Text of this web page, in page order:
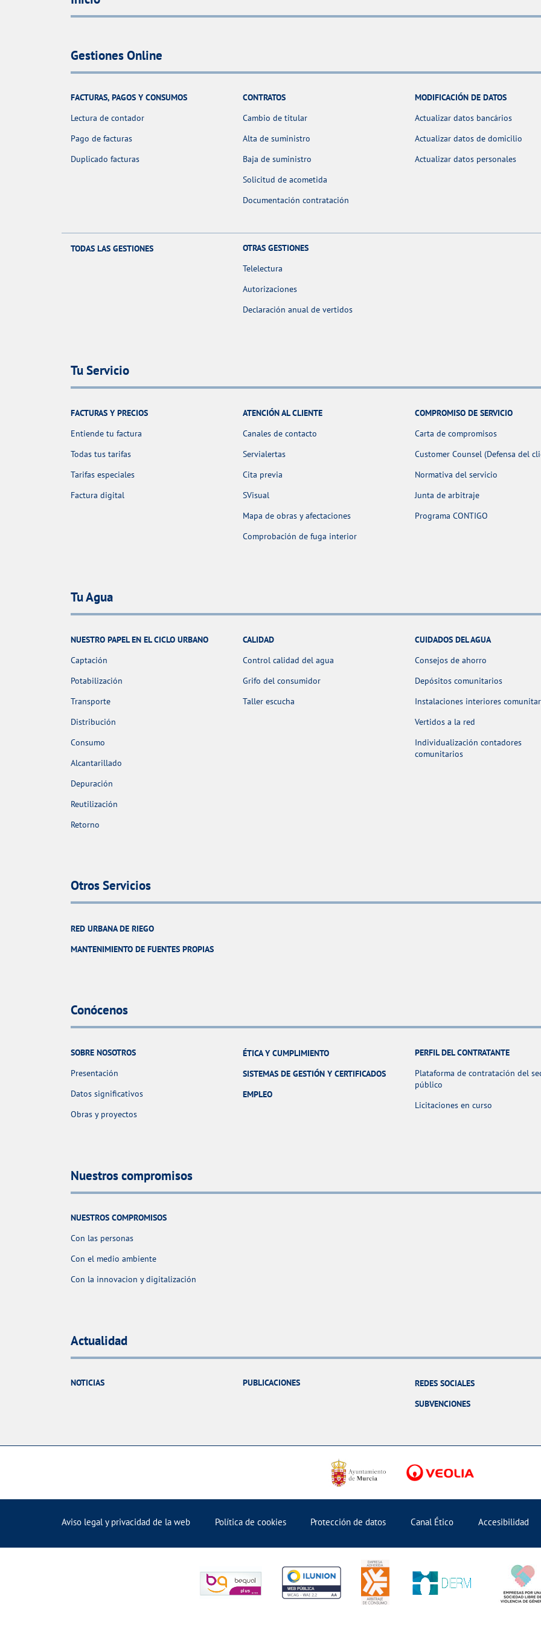
Gestiones Online
FACTURAS, PAGOS Y CONSUMOS
Lectura de contador
Pago de facturas
Duplicado facturas
CONTRATOS
Cambio de titular
Alta de suministro
Baja de suministro
Solicitud de acometida
Documentación contratación
MODIFICACIÓN DE DATOS
Actualizar datos bancários
Actualizar datos de domicilio
Actualizar datos personales
TODAS LAS GESTIONES
OTRAS GESTIONES
Telelectura
Autorizaciones
Declaración anual de vertidos
Tu Servicio
FACTURAS Y PRECIOS
Entiende tu factura
Todas tus tarifas
Tarifas especiales
Factura digital
ATENCIÓN AL CLIENTE
Canales de contacto
Servialertas
Cita previa
SVisual
Mapa de obras y afectaciones
Comprobación de fuga interior
COMPROMISO DE SERVICIO
Carta de compromisos
Customer Counsel (Defensa del
Normativa del servicio
Junta de arbitraje
Programa CONTIGO
Tu Agua
NUESTRO PAPEL EN EL CICLO URBANO
Captación
Potabilización
Transporte
Distribución
Consumo
Alcantarillado
Depuración
Reutilización
Retorno
CALIDAD
Control calidad del agua
Grifo del consumidor
Taller escucha
CUIDADOS DEL AGUA
Consejos de ahorro
Depósitos comunitarios
Instalaciones interiores
Vertidos a la red
Individualización contadores
comunitarios
Otros Servicios
RED URBANA DE RIEGO
MANTENIMIENTO DE FUENTES PROPIAS
Conócenos
SOBRE NOSOTROS
Presentación
Datos significativos
Obras y proyectos
ÉTICA Y CUMPLIMIENTO
SISTEMAS DE GESTIÓN Y CERTIFICADOS
EMPLEO
PERFIL DEL CONTRATANTE
Plataforma de contratación del
público
Licitaciones en curso
Nuestros compromisos
NUESTROS COMPROMISOS
Con las personas
Con el medio ambiente
Con la innovacion y digitalización
Actualidad
NOTICIAS PUBLICACIONES
REDES SOCIALES
SUBVENCIONES
Aviso legal y privacidad de la web Política de cookies Protección de datos Canal Ético Accesibilidad